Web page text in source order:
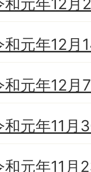
元年12月
和元年12月
元年11月
元年11月